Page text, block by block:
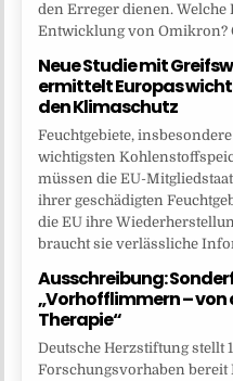
den Erreger dienen.
Entwicklung von Omikron?
Neue Studie mit
ermittelt Europas
den Klimaschutz
Feuchtgebiete,
wichtigsten
müssen die EU-
ihrer geschädigten
die EU ihre
braucht sie verlässliche
Ausschreibung:
„Vorhofflimmern – von
Therapie“
Deutsche Herzstiftung stellt
Forschungsvorhaben